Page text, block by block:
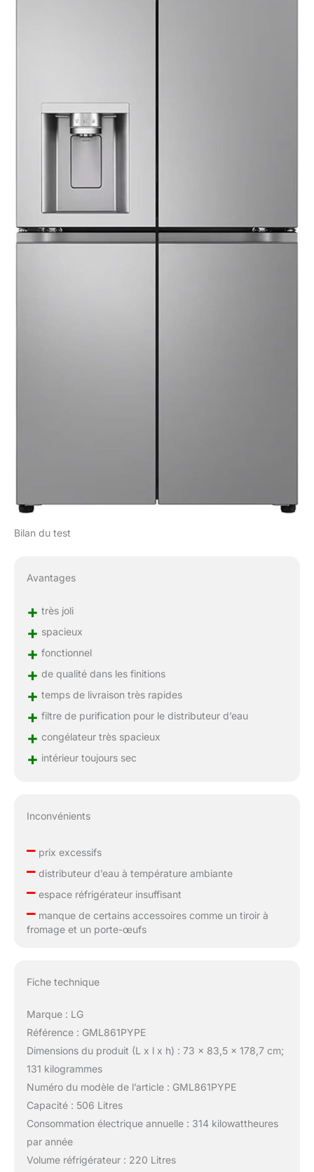
Bilan du test
Avantages
+ très joli
+ spacieux
+ fonctionnel
+ de qualité dans les finitions
+ temps de livraison très rapides
+ filtre de purification pour le distributeur d’eau
+ congélateur très spacieux
+ intérieur toujours sec
Inconvénients
–prix excessifs
–distributeur d’eau à température ambiante
–espace réfrigérateur insuffisant
–manque de certains accessoires comme un tiroir à
fromage et un porte-œufs
Fiche technique
Marque : LG
Référence : GML861PYPE
Dimensions du produit (L x l x h) : 73 x 83,5 x 178,7 cm;
131 kilogrammes
Numéro du modèle de l’article : GML861PYPE
Capacité : 506 Litres
Consommation électrique annuelle : 314 kilowattheures
par année
Volume réfrigérateur : 220 Litres